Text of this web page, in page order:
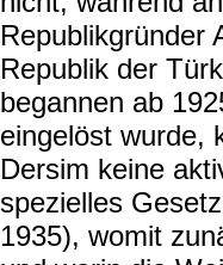
Republikgründer
Republik der
begannen ab
eingelöst wurde,
Dersim keine
spezielles
1935), womit